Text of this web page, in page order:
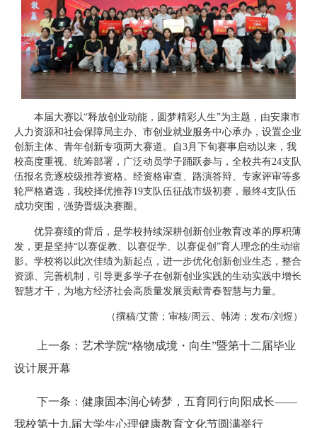
本届大赛以“释放创业动能，圆梦精彩人生”为主题，由安康市
人力资源和社会保障局主办、市创业就业服务中心承办，设置企业
创新主体、青年创新专项两大赛道。自3月下旬赛事启动以来，我
校高度重视、统筹部署，广泛动员学子踊跃参与，全校共有24支队
伍报名竞逐校级推荐资格。经资格审查、路演答辩、专家评审等多
轮严格遴选，我校择优推荐19支队伍征战市级初赛，最终4支队伍
成功突围，强势晋级决赛圈。
优异赛绩的背后，是学校持续深耕创新创业教育改革的厚积薄
发，更是坚持“以赛促教、以赛促学、以赛促创”育人理念的生动缩
影。学校将以此次佳绩为新起点，进一步优化创新创业生态，整合
资源、完善机制，引导更多学子在创新创业实践的生动实践中增长
智慧才干，为地方经济社会高质量发展贡献青春智慧与力量。
（撰稿/艾蕾；审核/周云、韩涛；发布/刘煜）
上一条：艺术学院“格物成境・向生”暨第十二届毕业
设计展开幕
下一条：健康固本润心铸梦，五育同行向阳成长——
我校第十九届大学生心理健康教育文化节圆满举行